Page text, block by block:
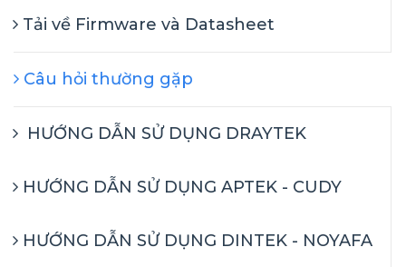
Tải về Firmware và Datasheet
Câu hỏi thường gặp
HƯỚNG DẪN SỬ DỤNG DRAYTEK
HƯỚNG DẪN SỬ DỤNG APTEK - CUDY
HƯỚNG DẪN SỬ DỤNG DINTEK - NOYAFA